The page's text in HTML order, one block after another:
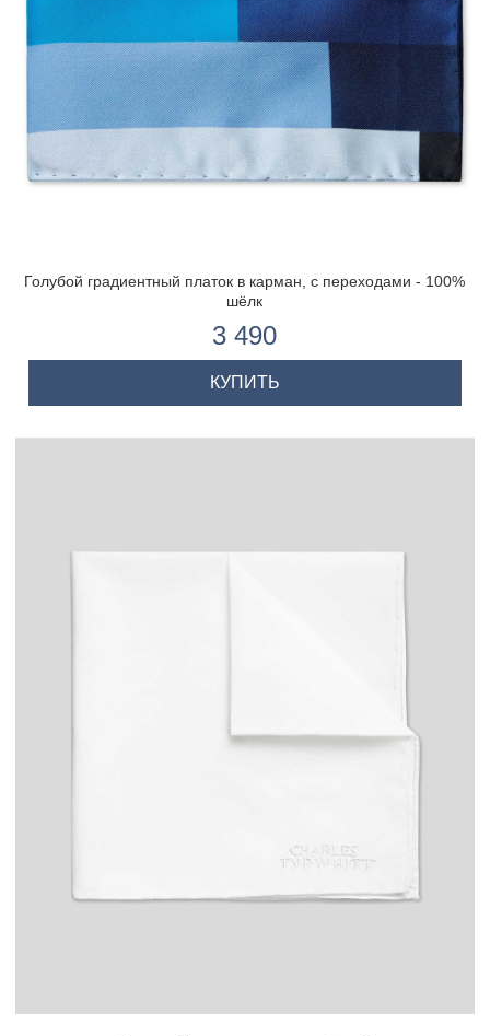
Голубой градиентный платок в карман, с переходами - 100%
шёлк
3 490
КУПИТЬ